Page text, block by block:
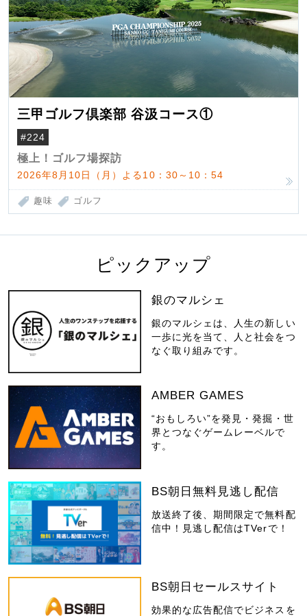
三甲ゴルフ倶楽部 谷汲コース①
#224
極上！ゴルフ場探訪
2026年8月10日（月）よる10：30～10：54
趣味 ゴルフ
ピックアップ
銀のマルシェ
銀のマルシェは、人生の新しい
一歩に光を当て、人と社会をつ
なぐ取り組みです。
AMBER GAMES
“おもしろい”を発見・発掘・世
界とつなぐゲームレーベルで
す。
BS朝日無料見逃し配信
放送終了後、期間限定で無料配
信中！見逃し配信はTVerで！
BS朝日セールスサイト
効果的な広告配信でビジネスを